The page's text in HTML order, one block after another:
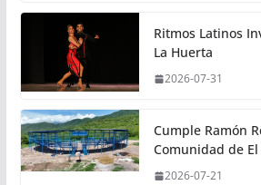
Ritmos Latinos
La Huerta
2026-07-31
Cumple Ramón
Comunidad de
2026-07-21